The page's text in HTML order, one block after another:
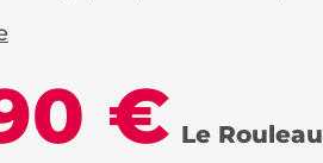
€ Le Rouleau